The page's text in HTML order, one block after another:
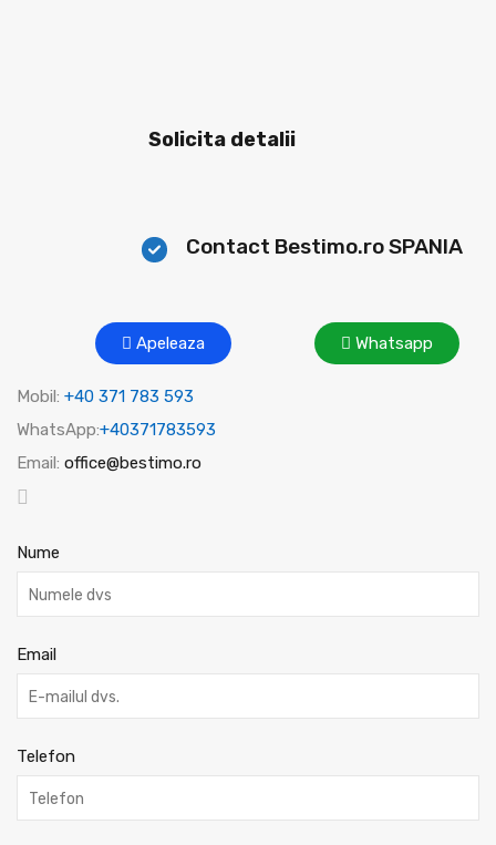
Solicita detalii
Contact Bestimo.ro SPANIA
Apeleaza Whatsapp
Mobil: +40 371 783 593
WhatsApp:+40371783593
Email: office@bestimo.ro
Nume
Email
Telefon